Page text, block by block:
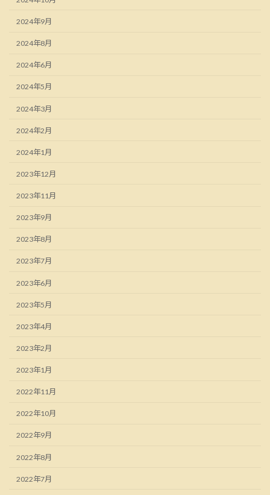
2024年9月
2024年8月
2024年6月
2024年5月
2024年3月
2024年2月
2024年1月
2023年12月
2023年11月
2023年9月
2023年8月
2023年7月
2023年6月
2023年5月
2023年4月
2023年2月
2023年1月
2022年11月
2022年10月
2022年9月
2022年8月
2022年7月